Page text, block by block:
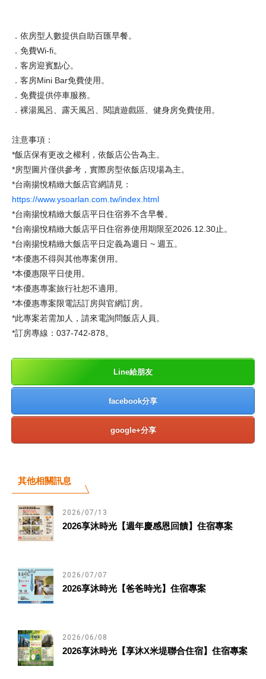
．依房型人數提供自助百匯早餐。
．免費Wi-fi。
．客房迎賓點心。
．客房Mini Bar免費使用。
．免費提供停車服務。
．裸湯風呂、露天風呂、閱讀遊戲區、健身房免費使用。
注意事項：
*飯店保有更改之權利，依飯店公告為主。
*房型圖片僅供參考，實際房型依飯店現場為主。
*台南揚悅精緻大飯店官網請見：
https://www.ysoarlan.com.tw/index.html
*台南揚悅精緻大飯店平日住宿券不含早餐。
*台南揚悅精緻大飯店平日住宿券使用期限至2026.12.30止。
*台南揚悅精緻大飯店平日定義為週日 ~ 週五。
*本優惠不得與其他專案併用。
*本優惠限平日使用。
*本優惠專案旅行社恕不適用。
*本優惠專案限電話訂房與官網訂房。
*此專案若需加人，請來電詢問飯店人員。
*訂房專線：037-742-878。
Line給朋友
facebook分享
google+分享
其他相關訊息
2026/07/13
2026享沐時光【週年慶感恩回饋】住宿專案
2026/07/07
2026享沐時光【爸爸時光】住宿專案
2026/06/08
2026享沐時光【享沐X米堤聯合住宿】住宿專案